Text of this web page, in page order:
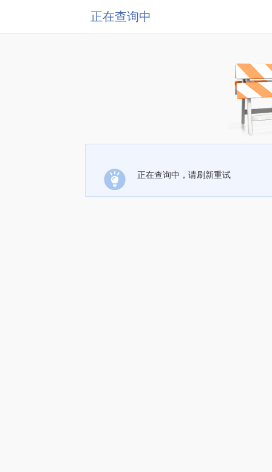
正在查询中
正在查询中，请刷新重试